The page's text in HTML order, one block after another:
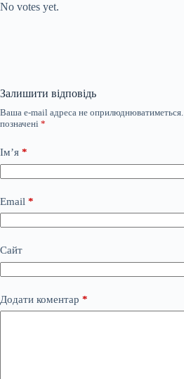
No votes yet.
Залишити відповідь
Ваша e-mail адреса не оприлюднюватиметься.
позначені *
Ім’я *
Email *
Сайт
Додати коментар *